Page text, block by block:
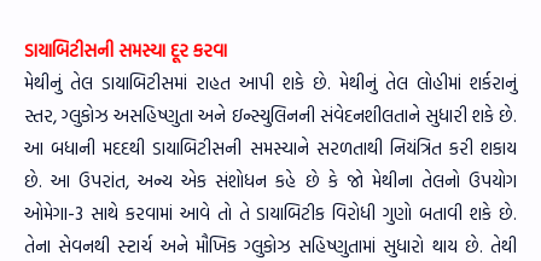
ડાયાબિટીસની સમસ્યા દૂર કરવા
મેથીનું તેલ ડાયાબિટીસમાં રાહત આપી શકે છે. મેથીનું તેલ લોહીમાં શર્કરાનું
સ્તર, ગ્લુકોઝ અસહિષ્ણુતા અને ઇન્સ્યુલિનની સંવેદનશીલતાને સુધારી શકે છે.
આ બધાની મદદથી ડાયાબિટીસની સમસ્યાને સરળતાથી નિયંત્રિત કરી શકાય
છે. આ ઉપરાંત, અન્ય એક સંશોધન કહે છે કે જો મેથીના તેલનો ઉપયોગ
ઓમેગા-3 સાથે કરવામાં આવે તો તે ડાયાબિટીક વિરોધી ગુણો બતાવી શકે છે.
તેના સેવનથી સ્ટાર્ચ અને મૌખિક ગ્લુકોઝ સહિષ્ણુતામાં સુધારો થાય છે. તેથી